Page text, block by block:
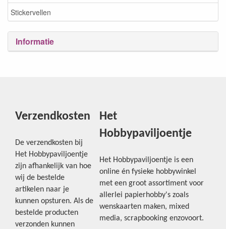
Stickervellen
Informatie
Verzendkosten
De verzendkosten bij
Het Hobbypaviljoentje
zijn afhankelijk van hoe
wij de bestelde
artikelen naar je
kunnen opsturen. Als de
bestelde producten
verzonden kunnen
Het
Hobbypaviljoentje
Het Hobbypaviljoentje is een
online én fysieke hobbywinkel
met een groot assortiment voor
allerlei papierhobby's zoals
wenskaarten maken, mixed
media, scrapbooking enzovoort.